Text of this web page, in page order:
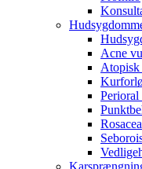
Acne
Atopisk
Perioral
Rosacea